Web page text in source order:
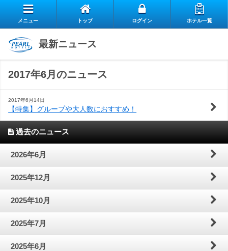
リ
ー
慢
の
ス
タ
ッ
フ
の
想
い
お
客
様
の
声
よ
く
あ
る
質
問
お
問
い
合
わ
閉じる
メニュー トップ ログイン ホテル一覧
最新ニュース
2017年6月のニュース
2017年6月14日
【特集】グループや大人数におすすめ！
過去のニュース
2026年6月
2025年12月
2025年10月
2025年7月
2025年6月